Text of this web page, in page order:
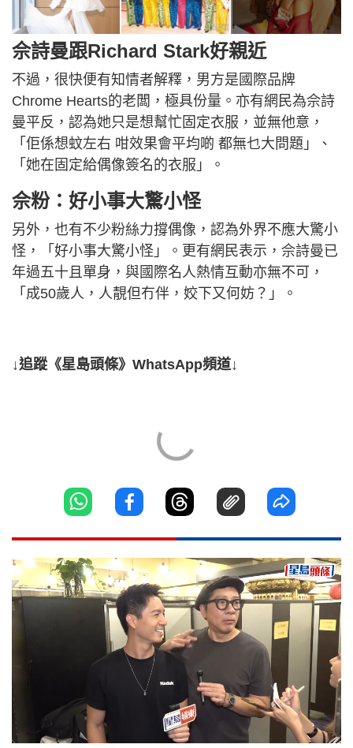
佘詩曼跟Richard Stark好親近
不過，很快便有知情者解釋，男方是國際品牌
Chrome Hearts的老闆，極具份量。亦有網民為佘詩
曼平反，認為她只是想幫忙固定衣服，並無他意，
「佢係想蚊左右 咁效果會平均啲 都無乜大問題」、
「她在固定給偶像簽名的衣服」。
佘粉：好小事大驚小怪
另外，也有不少粉絲力撐偶像，認為外界不應大驚小
怪，「好小事大驚小怪」。更有網民表示，佘詩曼已
年過五十且單身，與國際名人熱情互動亦無不可，
「成50歲人，人靚但冇伴，姣下又何妨？」。
↓追蹤《星島頭條》WhatsApp頻道↓
Unmute Loaded
8.43%